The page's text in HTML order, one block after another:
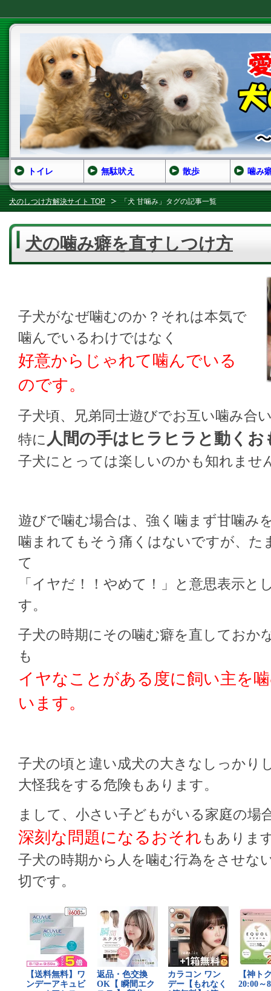
犬のしつけ方解決サイト TOP 「犬 甘噛み」タグの記事一覧
犬の噛み癖を直すしつけ方
子犬がなぜ噛むのか？それは本気で
噛んでいるわけではなく
好意からじゃれて噛んでいる
のです。
子犬頃、兄弟同士遊びでお互い噛み合
特に 人間の手はヒラヒラと動く
子犬にとっては楽しいのかも知れませ
遊びで噛む場合は、強く噛まず甘噛み
噛まれてもそう痛くはないですが、た
て
「イヤだ！！やめて！」と意思表示と
す。
子犬の時期にその噛む癖を直しておか
も
イヤなことがある度に飼い主を
います。
子犬の頃と違い成犬の大きなしっかり
大怪我をする危険もあります。
まして、小さい子どもがいる家庭の場
深刻な問題になるおそれもありま
子犬の時期から人を噛む行為をさせな
切です。
トイレ 無駄吠え 散歩 噛み